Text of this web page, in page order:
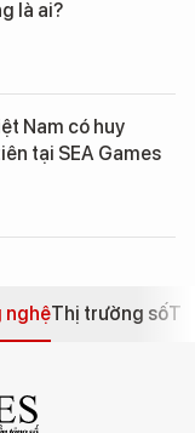
là ai?
Nam có huy
tại SEA Games
nghệThị trường số